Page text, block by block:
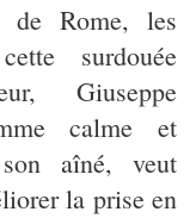
de Rome, les
surdouée
Giuseppe
calme et
aîné, veut
la prise en